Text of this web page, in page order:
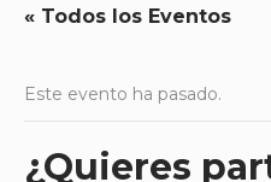
« Todos los Eventos
Este evento ha pasado.
¿Quieres